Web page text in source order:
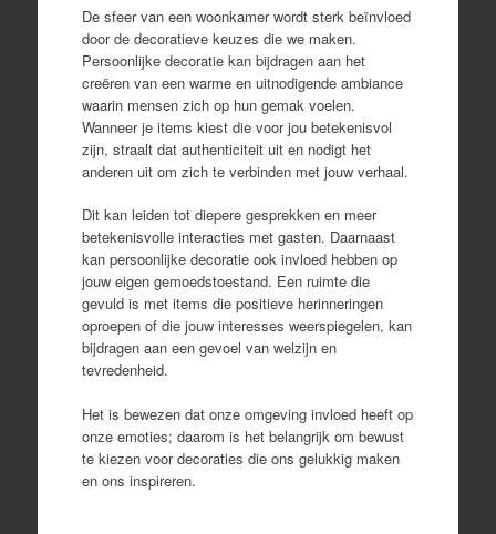
De sfeer van een woonkamer wordt sterk beïnvloed
door de decoratieve keuzes die we maken.
Persoonlijke decoratie kan bijdragen aan het
creëren van een warme en uitnodigende ambiance
waarin mensen zich op hun gemak voelen.
Wanneer je items kiest die voor jou betekenisvol
zijn, straalt dat authenticiteit uit en nodigt het
anderen uit om zich te verbinden met jouw verhaal.
Dit kan leiden tot diepere gesprekken en meer
betekenisvolle interacties met gasten. Daarnaast
kan persoonlijke decoratie ook invloed hebben op
jouw eigen gemoedstoestand. Een ruimte die
gevuld is met items die positieve herinneringen
oproepen of die jouw interesses weerspiegelen, kan
bijdragen aan een gevoel van welzijn en
tevredenheid.
Het is bewezen dat onze omgeving invloed heeft op
onze emoties; daarom is het belangrijk om bewust
te kiezen voor decoraties die ons gelukkig maken
en ons inspireren.